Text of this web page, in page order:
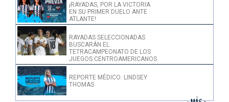
¡RAYADAS, POR LA VICTORIA
EN SU PRIMER DUELO ANTE
ATLANTE!
RAYADAS SELECCIONADAS
BUSCARÁN EL
TETRACAMPEONATO DE LOS
JUEGOS CENTROAMERICANOS
REPORTE MÉDICO: LINDSEY
THOMAS